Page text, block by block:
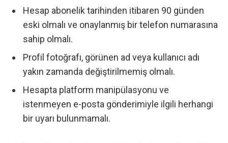
Hesap abonelik tarihinden itibaren 90 günden
eski olmalı ve onaylanmış bir telefon numarasına
sahip olmalı.
Profil fotoğrafı, görünen ad veya kullanıcı adı
yakın zamanda değiştirilmemiş olmalı.
Hesapta platform manipülasyonu ve
istenmeyen e-posta gönderimiyle ilgili herhangi
bir uyarı bulunmamalı.